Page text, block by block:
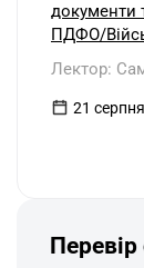
документи
ПДФО/
Лектор:
21
Перевір